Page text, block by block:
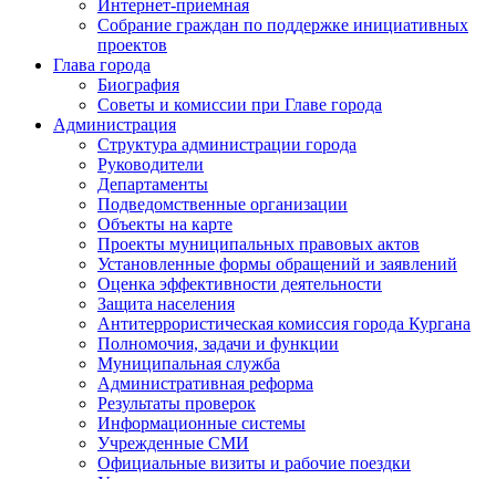
Интернет-приемная
Собрание граждан по поддержке инициативных
проектов
Глава города
Биография
Советы и комиссии при Главе города
Администрация
Структура администрации города
Руководители
Департаменты
Подведомственные организации
Объекты на карте
Проекты муниципальных правовых актов
Установленные формы обращений и заявлений
Оценка эффективности деятельности
Защита населения
Антитеррористическая комиссия города Кургана
Полномочия, задачи и функции
Муниципальная служба
Административная реформа
Результаты проверок
Информационные системы
Учрежденные СМИ
Официальные визиты и рабочие поездки